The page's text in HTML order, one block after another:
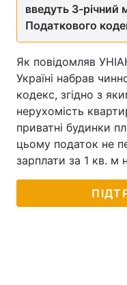
введуть 3-річний
Податкового
Як повідомляв
Україні набрав
кодекс, згідно з
нерухомість
приватні будинки
цьому податок не
зарплати за 1 кв. м